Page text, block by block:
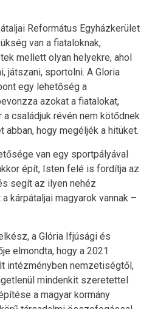
Református Egyházkerület
van a fiataloknak,
mellett olyan helyekre, ahol
játszani, sportolni. A Gloria
egy lehetőség a
azokat a fiatalokat,
a családjuk révén nem kötődnek
hogy megéljék a hitüket.
van egy sportpályával
épít, Isten felé is fordítja az
segít az ilyen nehéz
kárpátaljai magyarok vannak –
a Glória Ifjúsági és
elmondta, hogy a 2021
intézményben nemzetiségtől,
mindenkit szeretettel
a magyar kormány